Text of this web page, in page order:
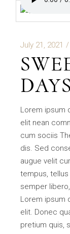
July 21, 2021
DAYS
Lorem ipsum
elit nean
cum sociis
dis. Sed
augue velit
tempus,
semper
Lorem ipsum
elit. Donec
pretium quis,